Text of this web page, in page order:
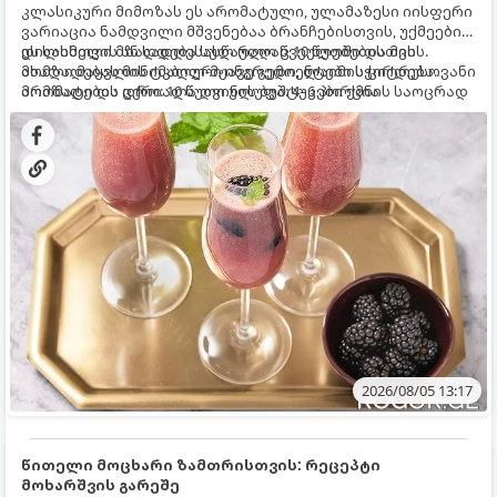
კლასიკური მიმოზას ეს არომატული, ულამაზესი იისფერი
ვარიაცია ნამდვილი მშვენებაა ბრანჩებისთვის, უქმეების
დილისთვის ან სადღესასწაულო წვეულებებისთვის.
ახალი მაყვლის ტკბილ-მჟავე გემო, ლაიმის ციტრუსოვანი
არომატი და ცქრიალა ღვინის ბუშტუკები ქმნის საოცრად
დახვეწილ და მაგრილებელ კოქტეილს.
ეს სასმელი მზადდება სულ რაღაც 10 წუთში და მის
მომზადებას მინიმალური ინგრედიენტები სჭირდება.
მომზადების დრო: 10 წუთი ულუფა: 4–6 პორცია
2026/08/05 13:17
წითელი მოცხარი ზამთრისთვის: რეცეპტი
მოხარშვის გარეშე